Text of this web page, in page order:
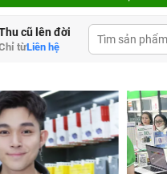
cũ lên đời
từLiên hệ